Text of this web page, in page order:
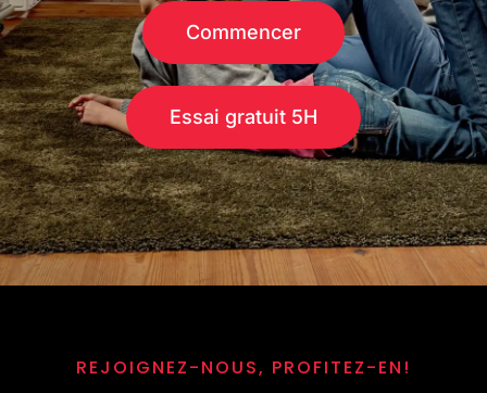
Commencer
Essai gratuit 5H
REJOIGNEZ-NOUS, PROFITEZ-EN!